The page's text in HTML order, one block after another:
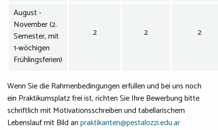
August -
November (2.
Semester, mit
1-wöchigen
Frühlingsferien)
2 2 2
Wenn Sie die Rahmenbedingungen erfüllen und bei uns noch
ein Praktikumsplatz frei ist, richten Sie Ihre Bewerbung bitte
schriftlich mit Motivationsschreiben und tabellarischem
Lebenslauf mit Bild anpraktikanten@pestalozzi.edu.ar